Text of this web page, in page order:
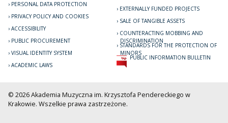
PERSONAL DATA PROTECTION
PRIVACY POLICY AND COOKIES
ACCESSIBILITY
PUBLIC PROCUREMENT
VISUAL IDENTITY SYSTEM
ACADEMIC LAWS
EXTERNALLY FUNDED PROJECTS
SALE OF TANGIBLE ASSETS
COUNTERACTING MOBBING AND
DISCRIMINATION
STANDARDS FOR THE PROTECTION OF
MINORS
PUBLIC INFORMATION BULLETIN
© 2026 Akademia Muzyczna im. Krzysztofa Pendereckiego w
Krakowie. Wszelkie prawa zastrzeżone.